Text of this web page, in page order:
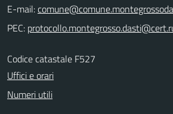
E-mail:
PEC:
Codice catastale F527
Uffici e orari
Numeri utili